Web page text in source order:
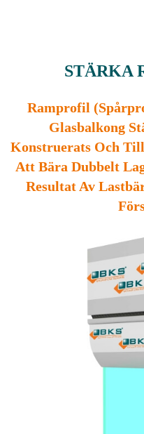
STÄRKA
Ramprofil
Glasbalkong
Konstruerats Och
Att Bära Dubbelt
Resultat Av